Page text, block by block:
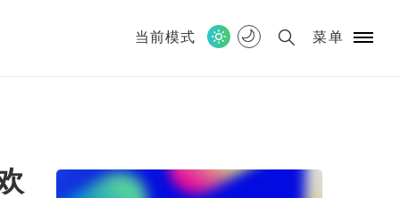
当前模式 菜单